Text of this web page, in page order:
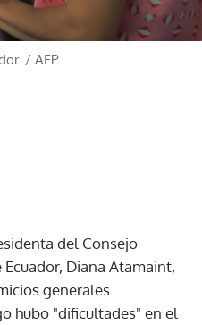
/ AFP
del Consejo
Diana Atamaint,
generales
hubo "dificultades" en el